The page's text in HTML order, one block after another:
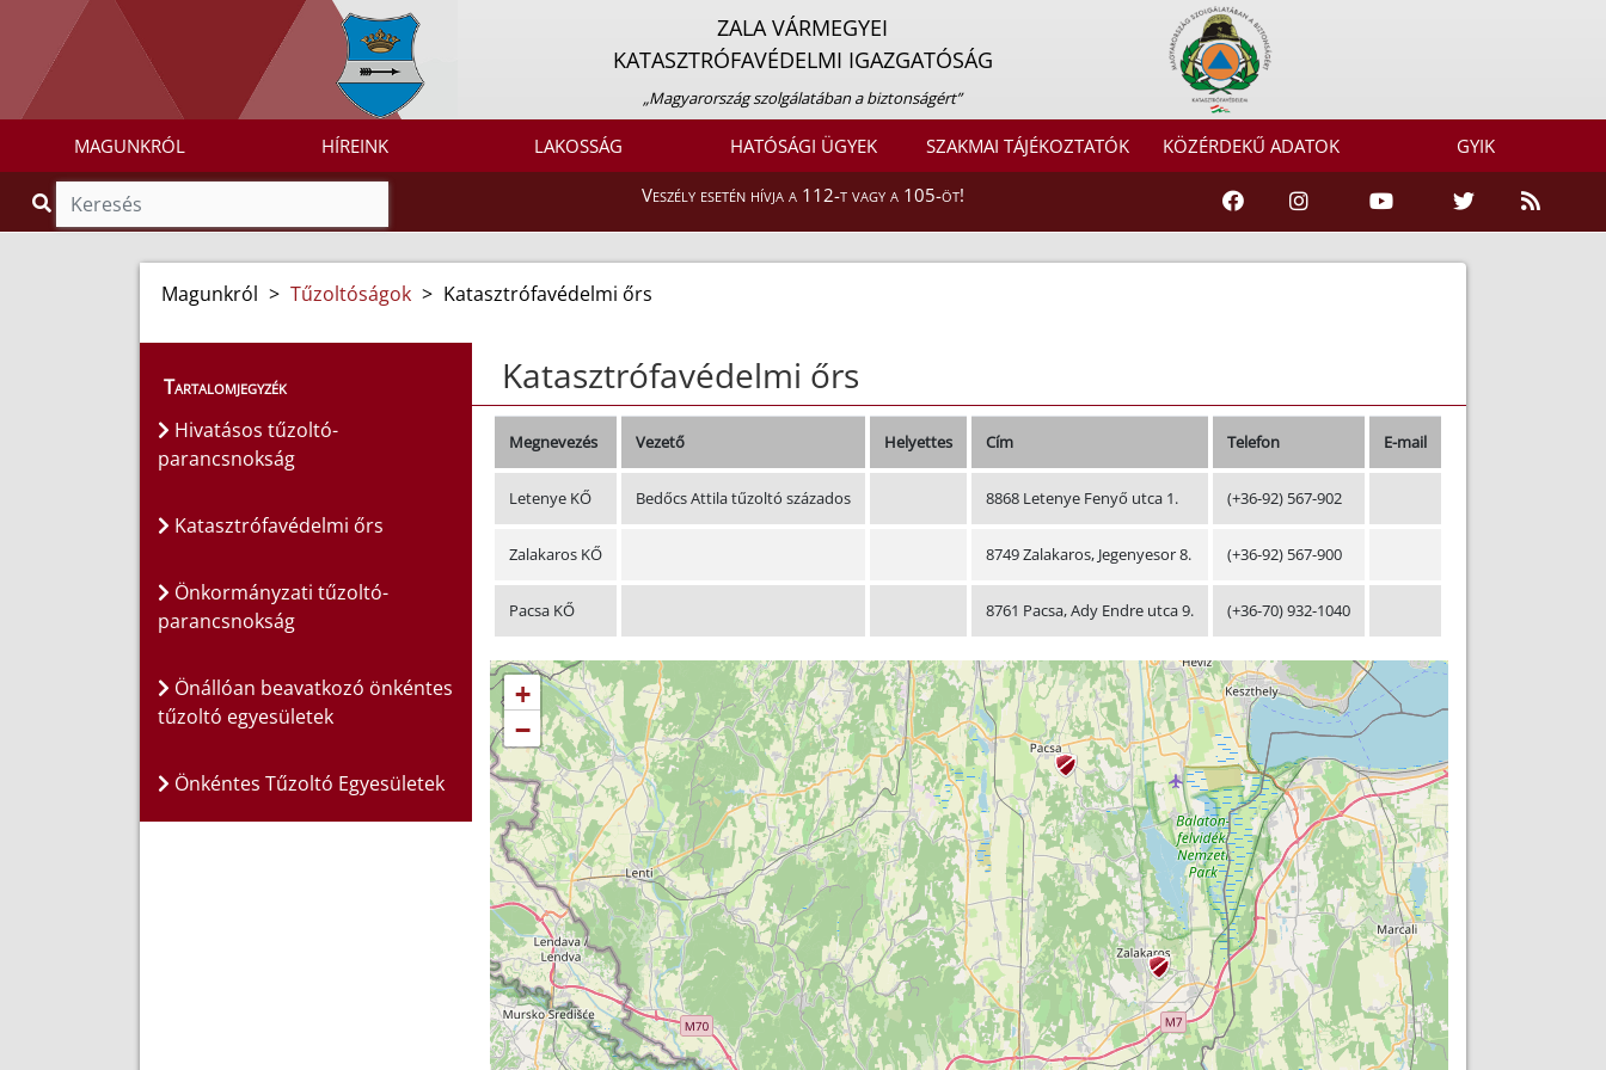
ZALA VÁRMEGYEI
KATASZTRÓFAVÉDELMI IGAZGATÓSÁG
„Magyarország szolgálatában a biztonságért”
MAGUNKRÓL HÍREINK LAKOSSÁG HATÓSÁGI ÜGYEK SZAKMAI TÁJÉKOZTATÓK KÖZÉRDEKŰ ADATOK GYIK
Veszély esetén hívja a 112-t vagy a 105-öt!
Magunkról > Tűzoltóságok > Katasztrófavédelmi őrs
Tartalomjegyzék
Hivatásos tűzoltó-
parancsnokság
Katasztrófavédelmi őrs
Önkormányzati tűzoltó-
parancsnokság
Önállóan beavatkozó önkéntes
tűzoltó egyesületek
Önkéntes Tűzoltó Egyesületek
Katasztrófavédelmi őrs
Megnevezés Vezető Helyettes Cím Telefon E-mail
Letenye KŐ Bedőcs Attila tűzoltó százados 8868 Letenye Fenyő utca 1. (+36-92) 567-902
Zalakaros KŐ 8749 Zalakaros, Jegenyesor 8. (+36-92) 567-900
Pacsa KŐ 8761 Pacsa, Ady Endre utca 9. (+36-70) 932-1040
+
−